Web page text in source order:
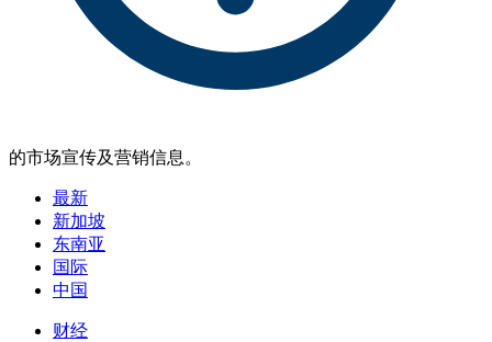
的市场宣传及营销信息。
最新
新加坡
东南亚
国际
中国
财经